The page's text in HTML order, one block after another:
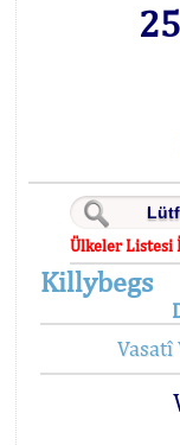
Ülkeler Listesi
Killybegs
Vasatî